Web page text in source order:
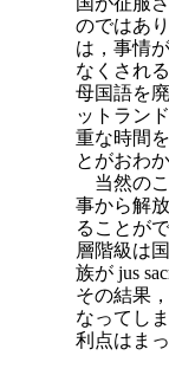
のではあ
は，事情
なくされ
母国語を
ットラン
重な時間
とがおわ
当然のこ
事から解
ることが
層階級は
族が jus
その結果
なってし
利点はま